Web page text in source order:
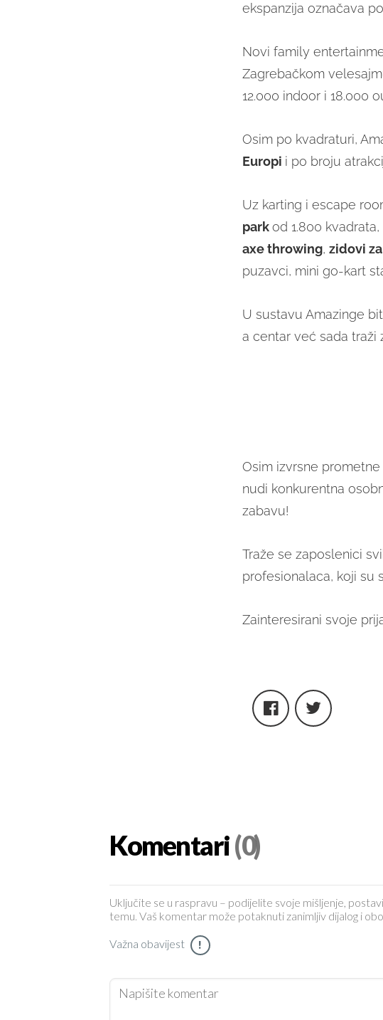
ekspanzija označava
Novi family
Zagrebačkom
12.000 indoor i 18.000
Osim po kvadraturi,
Europi i po broju
Uz karting i escape
parkod 1.800
axethrowing, zidovi
puzavci, mini go-kart
U sustavu Amazinge
a centar već sada traži
Osim izvrsne
nudi konkurentna
zabavu!
Traže se zaposlenici
profesionalaca, koji su
Zainteresirani svoje
Komentari(0)
Uključite se u raspravu – podijelite svoje mišljenje,
temu. Vaš komentar može potaknuti zanimljiv dijalog i
Važna obavijest !